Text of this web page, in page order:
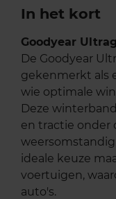
In het kort
Goodyear
De Goodyear
gekenmerkt als
wie optimale
Deze
en tractie onder
ideale keuze
voertuigen,
auto's.